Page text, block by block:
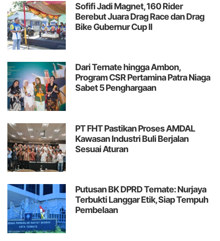
Sofifi Jadi Magnet, 160 Rider
Berebut Juara Drag Race dan Drag
Bike Gubernur Cup II
Dari Ternate hingga Ambon,
Program CSR Pertamina Patra Niaga
Sabet 5 Penghargaan
PT FHT Pastikan Proses AMDAL
Kawasan Industri Buli Berjalan
Sesuai Aturan
Putusan BK DPRD Ternate: Nurjaya
Terbukti Langgar Etik, Siap Tempuh
Pembelaan